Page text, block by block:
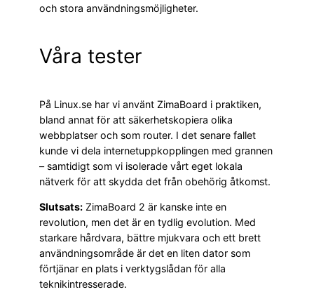
och stora användningsmöjligheter.
Våra tester
På Linux.se har vi använt ZimaBoard i praktiken,
bland annat för att säkerhetskopiera olika
webbplatser och som router. I det senare fallet
kunde vi dela internetuppkopplingen med grannen
– samtidigt som vi isolerade vårt eget lokala
nätverk för att skydda det från obehörig åtkomst.
Slutsats: ZimaBoard 2 är kanske inte en
revolution, men det är en tydlig evolution. Med
starkare hårdvara, bättre mjukvara och ett brett
användningsområde är det en liten dator som
förtjänar en plats i verktygslådan för alla
teknikintresserade.